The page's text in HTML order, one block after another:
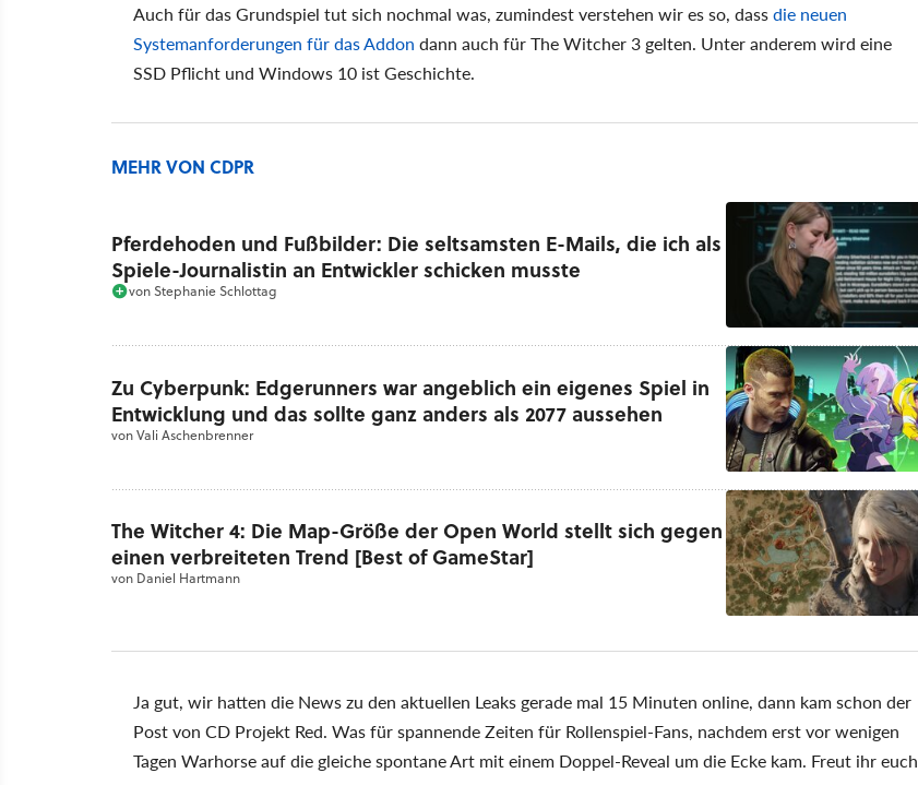
Auch für das Grundspiel tut sich nochmal was, zumindest verstehen wir es so, dassdie neuen
Systemanforderungen für das Addon dann auch für The Witcher 3 gelten. Unter anderem wird eine
SSD Pflicht und Windows 10 ist Geschichte.
MEHR VON CDPR
Pferdehoden und Fußbilder: Die seltsamsten E-Mails, die ich als
Spiele-Journalistin an Entwickler schicken musste
vonStephanie Schlottag
Zu Cyberpunk: Edgerunners war angeblich ein eigenes Spiel in
Entwicklung und das sollte ganz anders als 2077 aussehen
vonVali Aschenbrenner
The Witcher 4: Die Map-Größe der Open World stellt sich gegen
einen verbreiteten Trend [Best of GameStar]
von Daniel Hartmann
Ja gut, wir hatten die News zu den aktuellen Leaks gerade mal 15 Minuten online, dann kam schon der
Post von CD Projekt Red. Was für spannende Zeiten für Rollenspiel-Fans, nachdem erst vor wenigen
Tagen Warhorse auf die gleiche spontane Art mit einem Doppel-Reveal um die Ecke kam. Freut ihr euch